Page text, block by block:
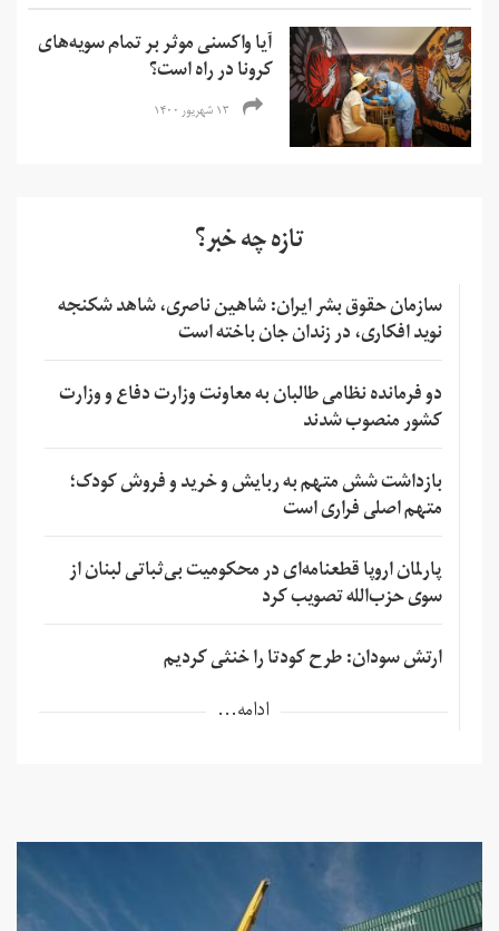
آیا واکسنی موثر بر تمام سویه‌های
کرونا در راه است؟
۱۳ شهریور ۱۴۰۰
تازه چه خبر؟
سازمان حقوق بشر ایران: شاهین ناصری، شاهد شکنجه
نوید افکاری، در زندان جان باخته است
دو فرمانده نظامی طالبان به معاونت وزارت دفاع و وزارت
کشور منصوب شدند
بازداشت شش متهم به ربایش و خرید و فروش کودک؛
متهم اصلی فراری است
پارلمان اروپا قطعنامه‌ای در محکومیت بی‌ثباتی لبنان از
سوی حزب‌الله تصویب کرد
ارتش سودان: طرح کودتا را خنثی کردیم
ادامه...